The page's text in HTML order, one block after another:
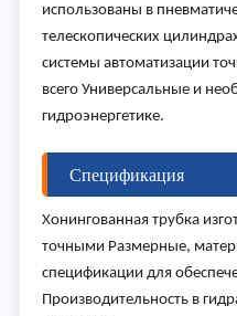
использованы в
телескопических
системы автоматизации
всего Универсальные и
гидроэнергетике.
Спецификация
Хонингованная трубка
точными Размерные,
спецификации для
Производительность в